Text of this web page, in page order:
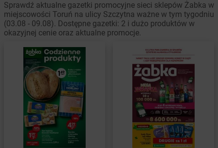
Sprawdź aktualne gazetki promocyjne sieci sklepów Żabka w
miejscowości Toruń na ulicy Szczytna ważne w tym tygodniu
(03.08 - 09.08). Dostępne gazetki: 2 i dużo produktów w
okazyjnej cenie oraz aktualne promocje.